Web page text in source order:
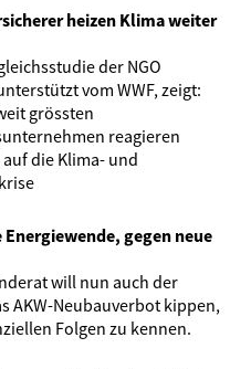
heizen Klima weiter
der NGO
vom WWF, zeigt:
grössten
reagieren
die Klima- und
Energiewende, gegen neue
will nun auch der
AKW-Neubauverbot kippen,
Folgen zu kennen.